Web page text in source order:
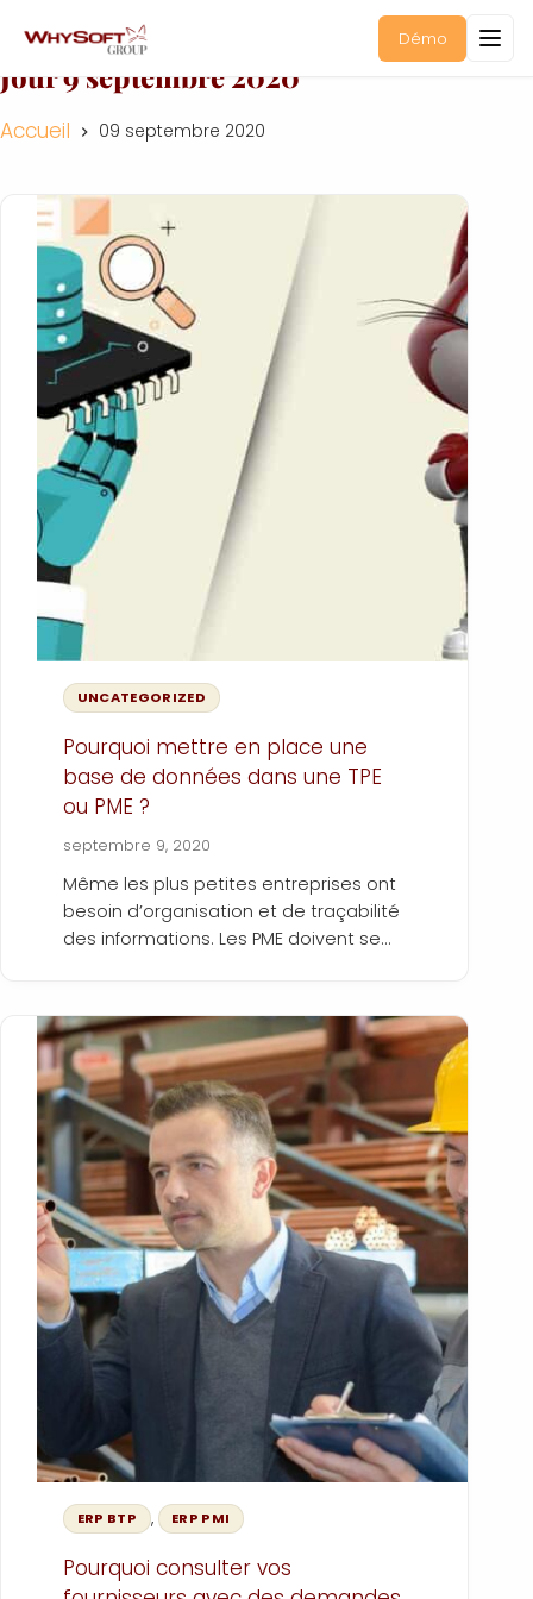
Démo
Jour9 septembre 2020
Accueil 09 septembre 2020
UNCATEGORIZED
Pourquoi mettre en place une
base de données dans une TPE
ou PME ?
septembre 9, 2020
Même les plus petites entreprises ont
besoin d’organisation et de traçabilité
des informations. Les PME doivent se
assurer leur croissance.
manière sécurisée, de gagner du
temps sur la réalisation des tâches
répétitives et de se concentrer sur les
activités sources de croissance.
ERP BTP , ERP PMI
Pourquoi consulter vos